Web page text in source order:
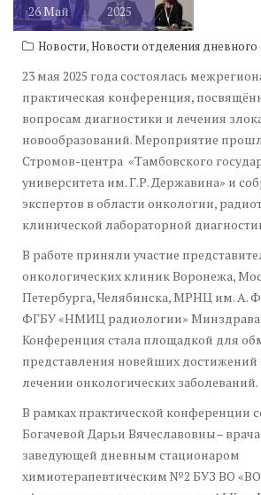
26Май 2025
Новости,Новости отделения
23 мая 2025 года состоялась
практическая конференция,
вопросам диагностики и лечения
новообразований. Мероприятие
Стромов-центра «Тамбовского
университета им. Г.Р. Державина» и
экспертов в области онкологии,
клинической лабораторной
В работе приняли участие
онкологических клиник Воронежа,
Петербурга, Челябинска, МРНЦ им. А.
ФГБУ «НМИЦ радиологии» Минздрава
Конференция стала площадкой для
представления новейших достижений
лечении онкологических заболеваний.
В рамках практической конференции
Богачевой Дарьи Вячеславовны–
заведующей дневным стационаром
химиотерапевтическим №2 БУЗ ВО